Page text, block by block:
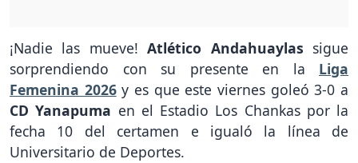
¡Nadie las mueve!Atlético Andahuaylas sigue
sorprendiendo con su presente en la Liga
Femenina 2026y es que este viernes goleó 3-0 a
CD Yanapuma en el Estadio Los Chankas por la
fecha 10 del certamen e igualó la línea de
Universitario de Deportes.